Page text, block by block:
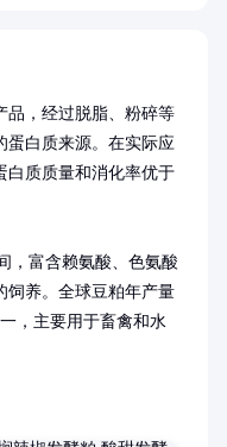
品，经过脱脂、粉碎等
蛋白质来源。在实际应
白质质量和消化率优于
，富含赖氨酸、色氨酸
饲养。全球豆粕年产量
，主要用于畜禽和水